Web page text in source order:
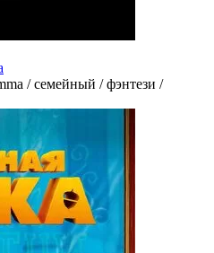
/ семейный / фэнтези /